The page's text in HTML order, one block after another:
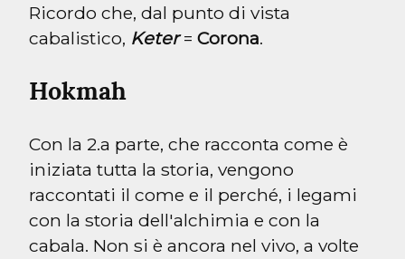
Ricordo che, dal punto di vista
cabalistico, Keter = Corona.
Hokmah
Con la 2.a parte, che racconta come è
iniziata tutta la storia, vengono
raccontati il come e il perché, i legami
con la storia dell'alchimia e con la
cabala. Non si è ancora nel vivo, a volte